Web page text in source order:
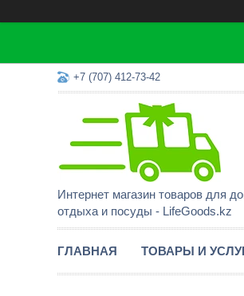
+7 (707) 412-73-42
Интернет магазин товаров для
отдыха и посуды - LifeGoods.kz
ГЛАВНАЯ ТОВАРЫ И